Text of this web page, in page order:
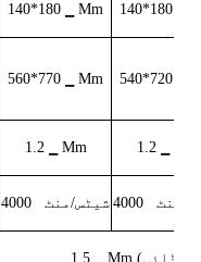
140*180 ▁ Mm 140*180
560*770 ▁ Mm 540*720
1.2 ▁ Mm 1.2
4000 شیٹس/منٹ 4000 منٹ
1.5 ▁ Mm